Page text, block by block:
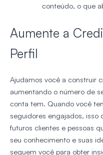
conteúdo, o que
Aumente a
Perfil
Ajudamos você a construir
aumentando o número de
conta tem. Quando você
seguidores engajados, isso
futuros clientes e pessoas
seu conhecimento e suas
seguem você para obter